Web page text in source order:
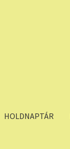
HOLDNAPTÁR